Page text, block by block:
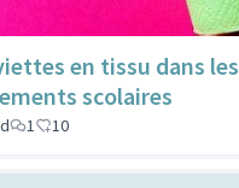
en tissu dans les
scolaires
1 10